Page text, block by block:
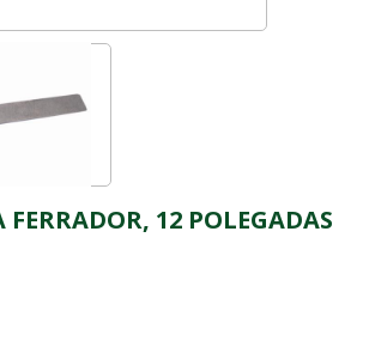
FERRADOR, 12 POLEGADAS